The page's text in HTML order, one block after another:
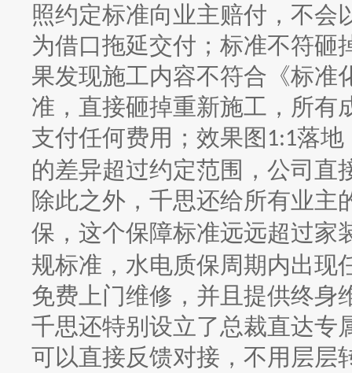
照约定标准向业主赔付，不会
为借口拖延交付；标准不符砸
果发现施工内容不符合《标准
准，直接砸掉重新施工，所有
支付任何费用；效果图 1:1落地
的差异超过约定范围，公司直
除此之外，千思还给所有业主
保，这个保障标准远远超过家
规标准，水电质保周期内出现
免费上门维修，并且提供终身
千思还特别设立了总裁直达专
可以直接反馈对接，不用层层